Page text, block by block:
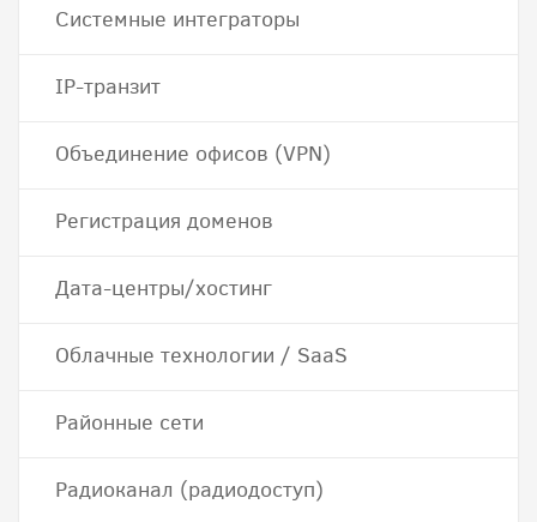
Системные интеграторы
IP-транзит
Объединение офисов (VPN)
Регистрация доменов
Дата-центры/хостинг
Облачные технологии / SaaS
Районные сети
Радиоканал (радиодоступ)